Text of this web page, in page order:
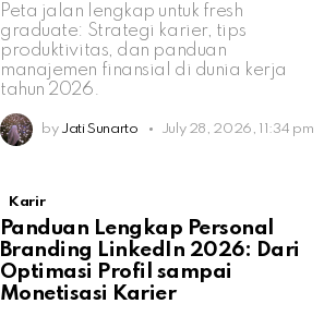
Peta jalan lengkap untuk fresh
graduate: Strategi karier, tips
produktivitas, dan panduan
manajemen finansial di dunia kerja
tahun 2026.
by Jati Sunarto July 28, 2026, 11:34 pm
Karir
Panduan Lengkap Personal
Branding LinkedIn 2026: Dari
Optimasi Profil sampai
Monetisasi Karier